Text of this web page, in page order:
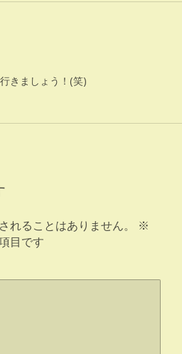
きましょう！(笑)
れることはありません。
※
目です